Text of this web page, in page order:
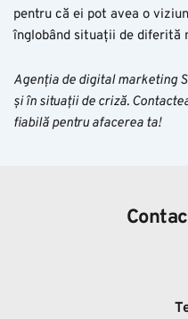
pentru că ei pot avea o
înglobând situații de diferită
Agenția de digital marketing
și în situații de criză.
fiabilă pentru afacerea ta!